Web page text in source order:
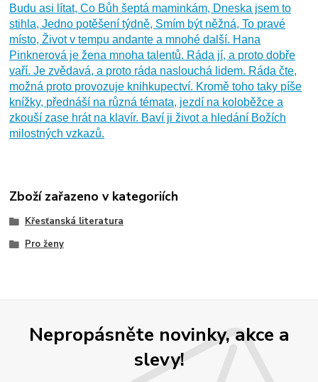
Budu asi lítat, Co Bůh šeptá maminkám, Dneska jsem to
stihla, Jedno potěšení týdně, Smím být něžná, To pravé
místo, Život v tempu andante a mnohé další. Hana
Pinknerová je žena mnoha talentů. Ráda jí, a proto dobře
vaří. Je zvědavá, a proto ráda naslouchá lidem. Ráda čte,
možná proto provozuje knihkupectví. Kromě toho taky píše
knížky, přednáší na různá témata, jezdí na koloběžce a
zkouší zase hrát na klavír. Baví ji život a hledání Božích
milostných vzkazů.
Zboží zařazeno v kategoriích
Křesťanská literatura
Pro ženy
Nepropásněte novinky, akce a
slevy!